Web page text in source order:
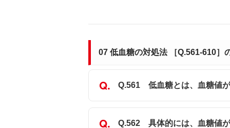
07 低血糖の対処法 ［Q.561-610］
Q.561 低血糖とは、血糖値が
Q.562 具体的には、血糖値